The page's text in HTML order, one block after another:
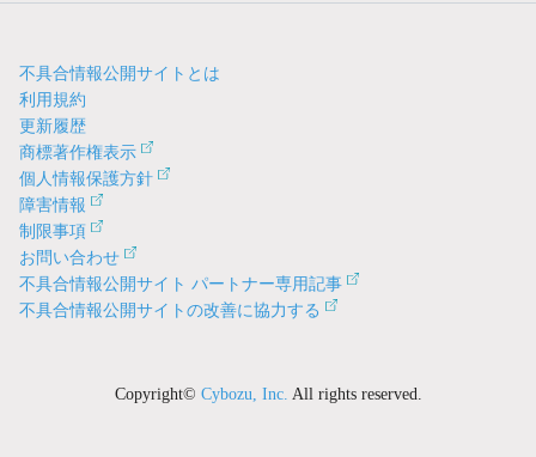
不具合情報公開サイトとは
利用規約
更新履歴
商標著作権表示
個人情報保護方針
障害情報
制限事項
お問い合わせ
不具合情報公開サイト パートナー専用記事
不具合情報公開サイトの改善に協力する
Copyright© Cybozu, Inc. All rights reserved.